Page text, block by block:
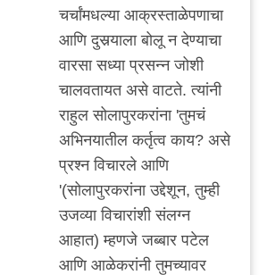
चर्चांमधल्या आक्रस्ताळेपणाचा
आणि दुसर्‍याला बोलू न देण्याचा
वारसा सध्या प्रसन्न जोशी
चालवतायत असे वाटते. त्यांनी
राहुल सोलापुरकरांना 'तुमचं
अभिनयातील कर्तृत्व काय? असे
प्रश्न विचारले आणि
'(सोलापुरकरांना उद्देशून, तुम्ही
उजव्या विचारांशी संलग्न
आहात) म्हणजे जब्बार पटेल
आणि आळेकरांनी तुमच्यावर